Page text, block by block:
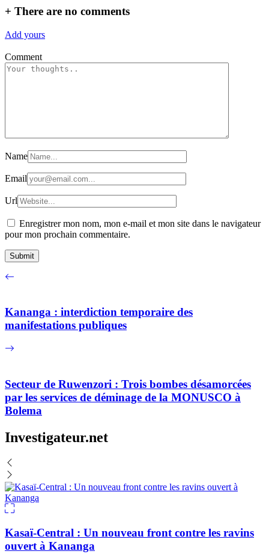
+ There are no comments
Add yours
Comment
Name
Email
Url
Enregistrer mon nom, mon e-mail et mon site dans le navigateur
pour mon prochain commentaire.
Kananga : interdiction temporaire des
manifestations publiques
Secteur de Ruwenzori : Trois bombes désamorcées
par les services de déminage de la MONUSCO à
Bolema
Investigateur.net
Kasaï-Central : Un nouveau front contre les ravins
ouvert à Kananga